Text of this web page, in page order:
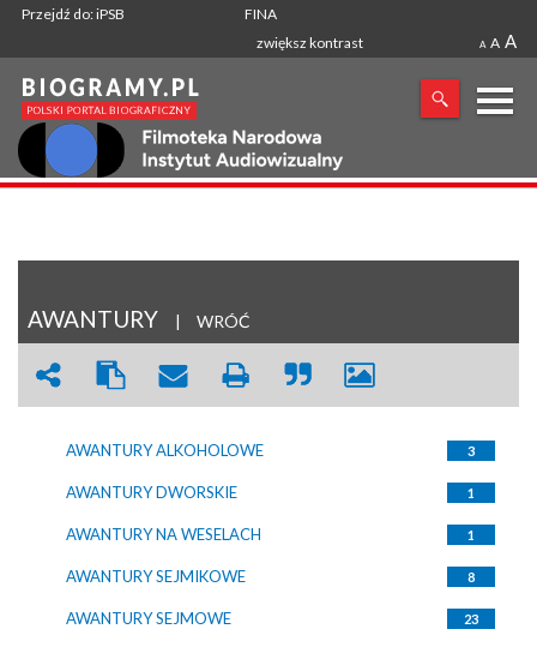
Przejdź do: iPSB
FINA
zwiększ kontrast
A A A
X
AWANTURY | WRÓĆ
AWANTURY ALKOHOLOWE 3
AWANTURY DWORSKIE 1
AWANTURY NA WESELACH 1
AWANTURY SEJMIKOWE 8
AWANTURY SEJMOWE 23